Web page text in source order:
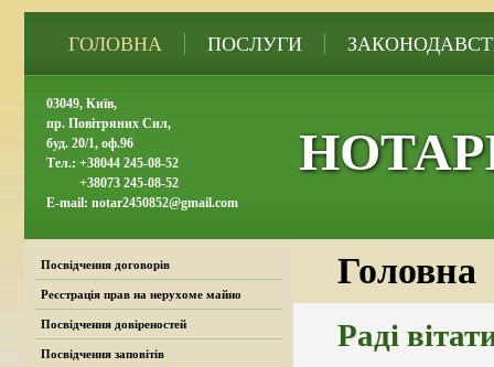
ГОЛОВНА ПОСЛУГИ
03049, Київ,
пр. Повітряних Сил,
буд. 20/1, оф.96
Тел.: +38044 245-08-52
+38073 245-08-52
E-mail: notar2450852@gmail.com
Посвідчення договорів
Реєстрація прав на нерухоме майно
Посвідчення довіреностей
Посвідчення заповітів
Головна
Раді